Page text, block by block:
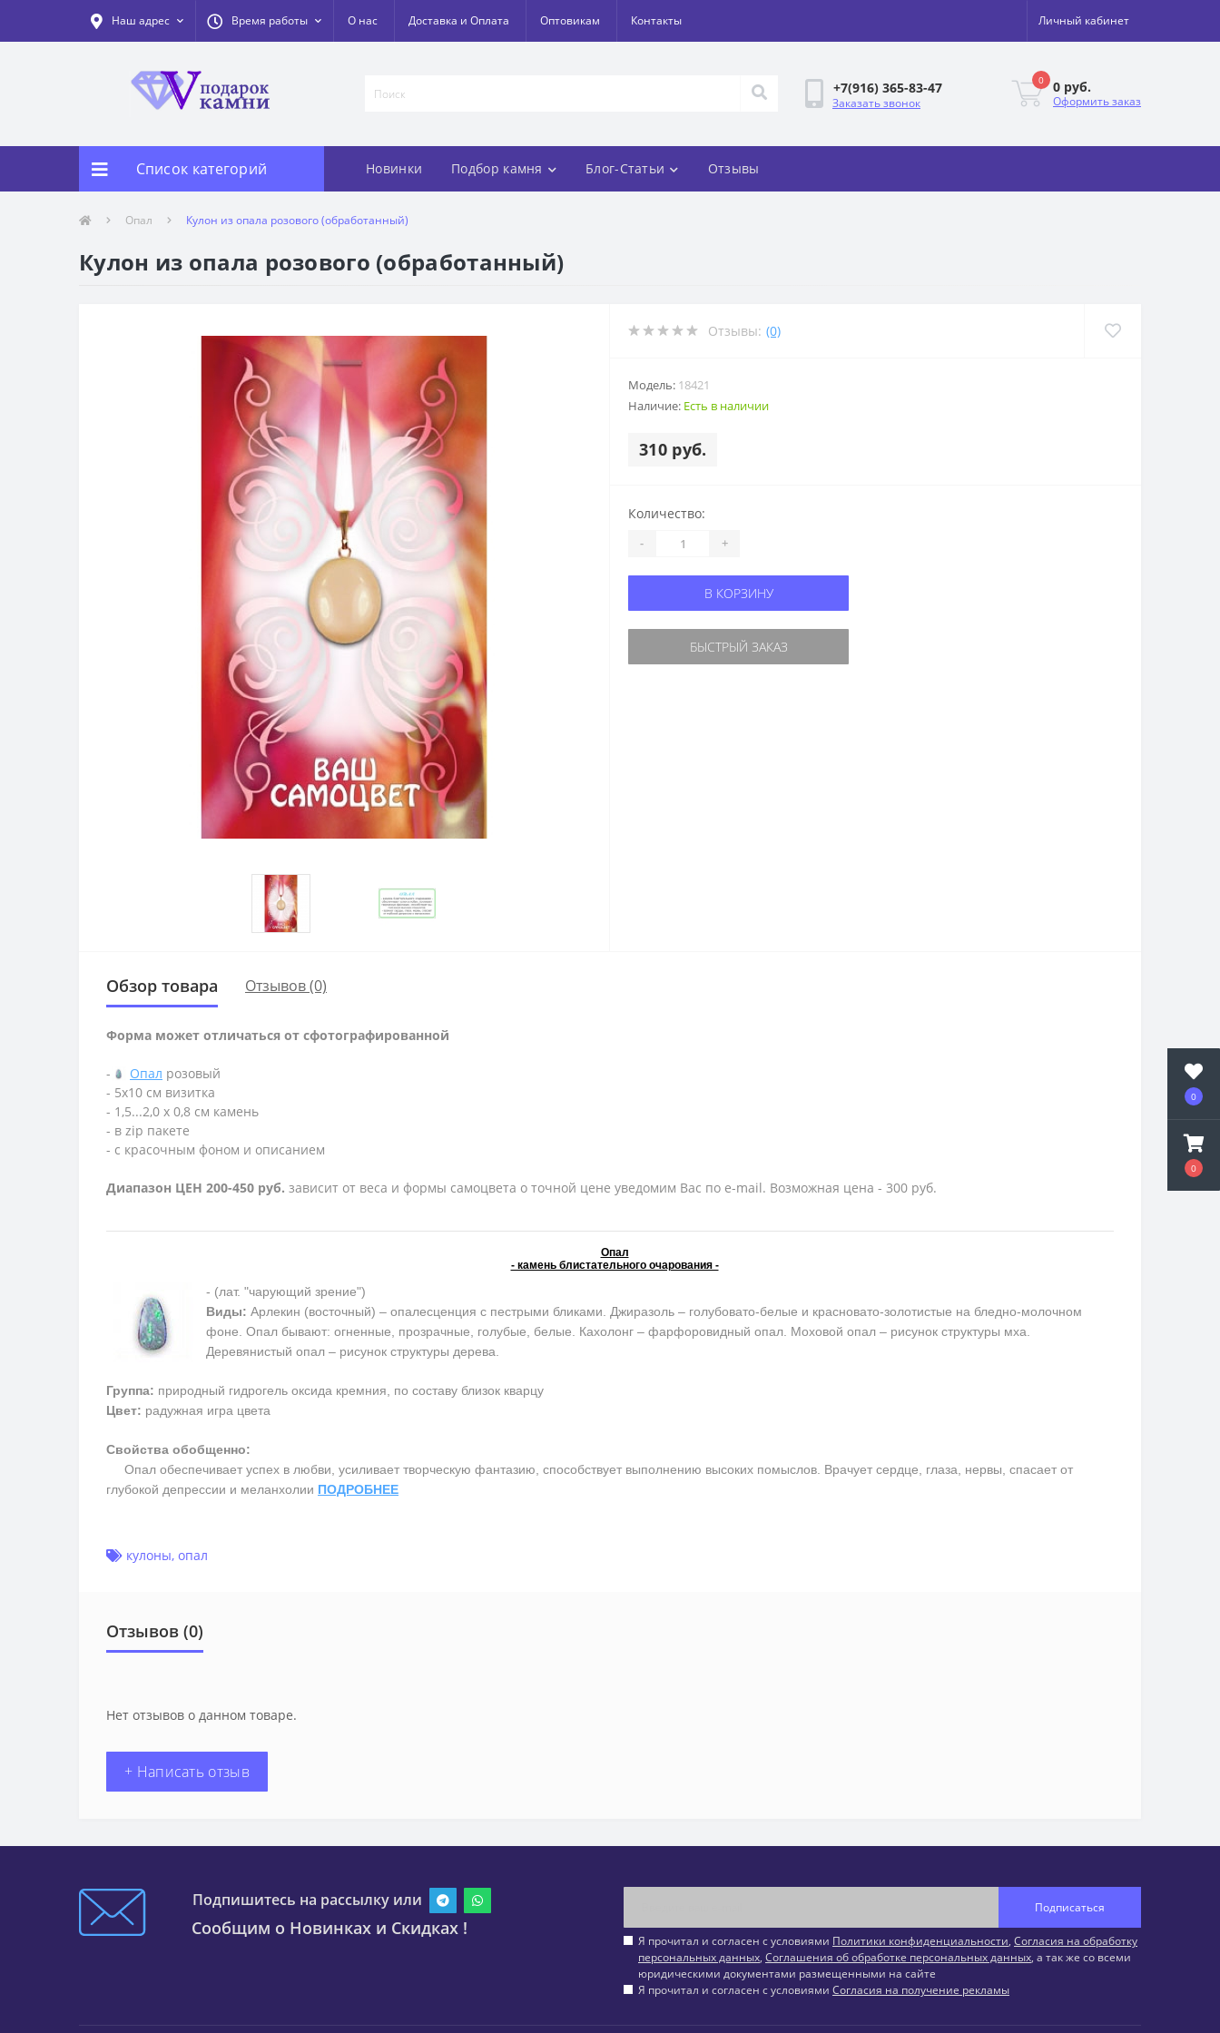
0
0
Наш адрес Время работы О нас Доставка и Оплата Оптовикам Контакты Личный кабинет
+7(916) 365-83-47
Заказать звонок
0 0 руб.
Оформить заказ
Список категорий Новинки Подбор камня Блог-Статьи Отзывы
Опал Кулон из опала розового (обработанный)
Кулон из опала розового (обработанный)
Отзывы: (0)
Модель: 18421
Наличие: Есть в наличии
310 руб.
Количество:
- +
В КОРЗИНУ
БЫСТРЫЙ ЗАКАЗ
Обзор товара Отзывов (0)
Форма может отличаться от сфотографированной
- Опал розовый
- 5х10 см визитка
- 1,5...2,0 х 0,8 см камень
- в zip пакете
- с красочным фоном и описанием
Диапазон ЦЕН 200-450 руб. зависит от веса и формы самоцвета о точной цене уведомим Вас по e-mail. Возможная цена - 300 руб.
Опал
- камень блистательного очарования -
- (лат. "чарующий зрение")
Виды: Арлекин (восточный) – опалесценция с пестрыми бликами. Джиразоль – голубовато-белые и красновато-золотистые на бледно-молочном
фоне. Опал бывают: огненные, прозрачные, голубые, белые. Кахолонг – фарфоровидный опал. Моховой опал – рисунок структуры мха.
Деревянистый опал – рисунок структуры дерева.
Группа: природный гидрогель оксида кремния, по составу близок кварцу
Цвет: радужная игра цвета
Свойства обобщенно:
Опал обеспечивает успех в любви, усиливает творческую фантазию, способствует выполнению высоких помыслов. Врачует сердце, глаза, нервы, спасает от
глубокой депрессии и меланхолии ПОДРОБНЕЕ
кулоны, опал
Отзывов (0)
Нет отзывов о данном товаре.
+ Написать отзыв
Подпишитесь на рассылку или
Сообщим о Новинках и Скидках !
Подписаться
Я прочитал и согласен с условиями Политики конфиденциальности, Согласия на обработку
персональных данных, Соглашения об обработке персональных данных, а так же со всеми
юридическими документами размещенными на сайте
Я прочитал и согласен с условиями Согласия на получение рекламы